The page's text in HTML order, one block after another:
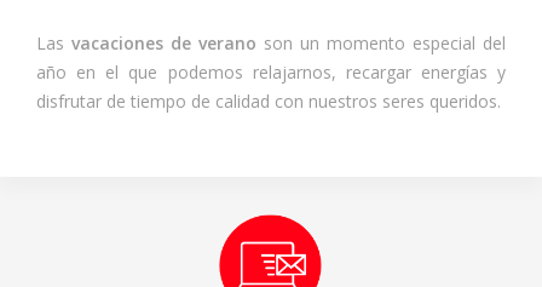
Las vacaciones de verano son un momento especial del
año en el que podemos relajarnos, recargar energías y
disfrutar de tiempo de calidad con nuestros seres queridos.